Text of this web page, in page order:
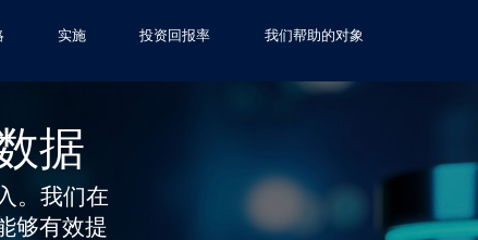
background-position: bottom -90vh right -50vw;
实施 投资回报率 我们帮助的对象
据
。我们在
够有效提